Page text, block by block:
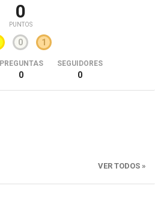
0
PUNTOS
0 1
PREGUNTAS
0
SEGUIDORES
0
VER TODOS »